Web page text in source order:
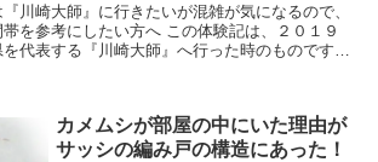
川崎大師』に行きたいが混雑が気になるので、
を参考にしたい方へ この体験記は、２０１９
代表する『川崎大師』へ行った時のものです。
カメムシが部屋の中にいた理由が
サッシの編み戸の構造にあった！